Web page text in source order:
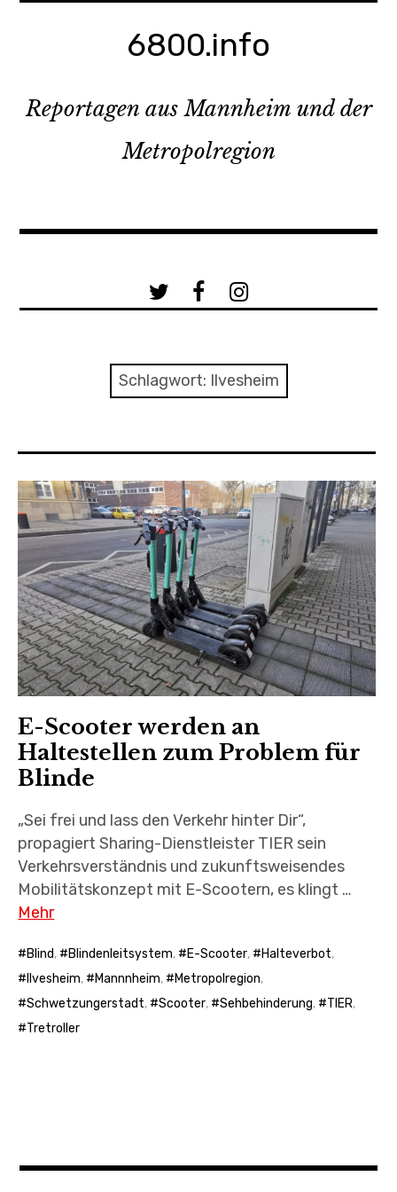
6800.info
Reportagen aus Mannheim und der
Metropolregion
c
Schlagwort: Ilvesheim
E-Scooter werden an
Haltestellen zum Problem für
Blinde
„Sei frei und lass den Verkehr hinter Dir“,
propagiert Sharing-Dienstleister TIER sein
Verkehrsverständnis und zukunftsweisendes
Mobilitätskonzept mit E-Scootern, es klingt …
Mehr
Blind, Blindenleitsystem, E-Scooter, Halteverbot,
Ilvesheim, Mannnheim, Metropolregion,
Schwetzungerstadt, Scooter, Sehbehinderung, TIER,
Tretroller